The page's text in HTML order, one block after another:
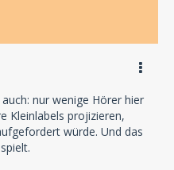
nur wenige Hörer hier
Kleinlabels projizieren,
würde. Und das